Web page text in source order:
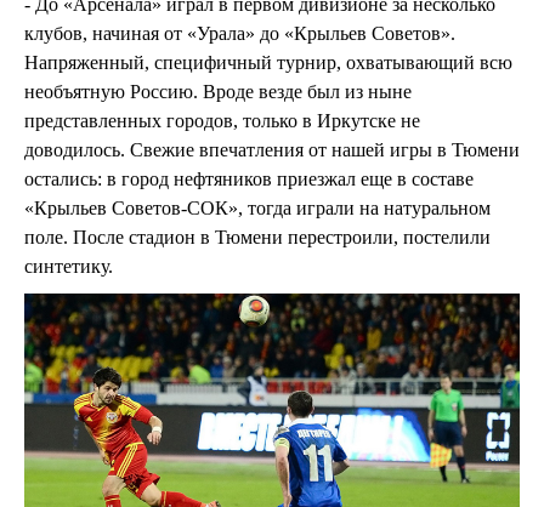
- До «Арсенала» играл в первом дивизионе за несколько
клубов, начиная от «Урала» до «Крыльев Советов».
Напряженный, специфичный турнир, охватывающий всю
необъятную Россию. Вроде везде был из ныне
представленных городов, только в Иркутске не
доводилось. Свежие впечатления от нашей игры в Тюмени
остались: в город нефтяников приезжал еще в составе
«Крыльев Советов-СОК», тогда играли на натуральном
поле. После стадион в Тюмени перестроили, постелили
синтетику.